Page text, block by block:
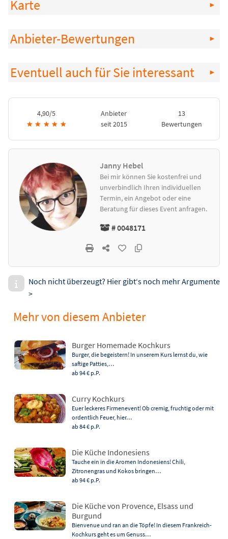
Karte
Anbieter-Bewertungen
Eventuell auch für Sie interessant
4,90/5
★ ★ ★ ★ ★
Anbieter
seit 2015
13
Bewertungen
Janny Hebel
Bei mir können Sie kostenfrei und
unverbindlich Ihren individuellen
Termin, ein Angebot oder eine
Beratung für dieses Event anfragen.
# 0048171
Noch nicht überzeugt? Hier gibt‘s noch mehr Argumente
>
Mehr von diesem Anbieter
Burger Homemade Kochkurs
Burger, die begeistern! In unserem Kurs lernst du, wie
saftige Patties,…
ab 94 € p.P.
Curry Kochkurs
Euer leckeres Firmenevent! Ob cremig, fruchtig oder mit
ordentlich Feuer, hier…
ab 84 € p.P.
Die Küche Indonesiens
Tauche ein in die Aromen Indonesiens! Chili,
Zitronengras und Kokos bringen…
ab 94 € p.P.
Die Küche von Provence, Elsass und
Burgund
Bienvenue und ran an die Töpfe! In diesem Frankreich-
Kochkurs geht es um Genuss…